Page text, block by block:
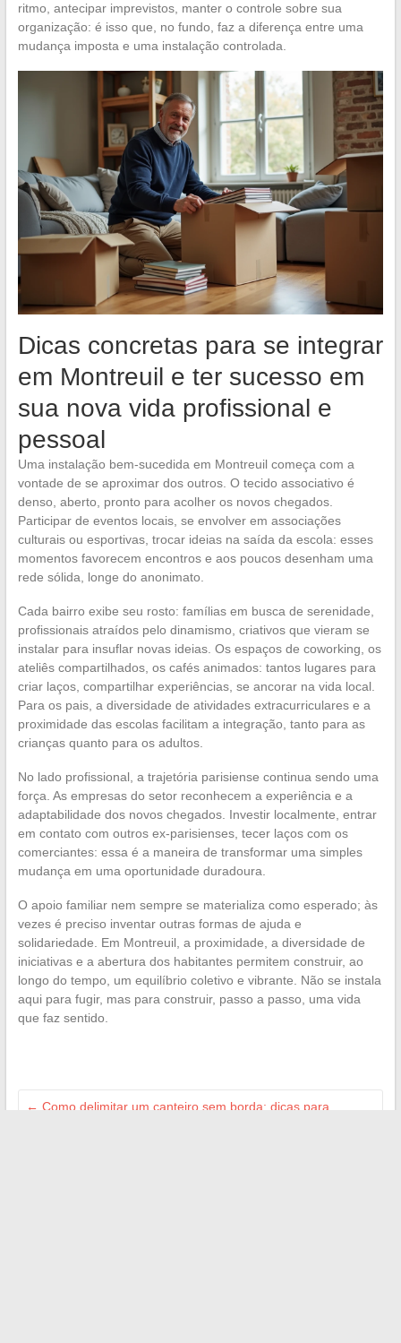
ritmo, antecipar imprevistos, manter o controle sobre sua
organização: é isso que, no fundo, faz a diferença entre uma
mudança imposta e uma instalação controlada.
Dicas concretas para se integrar
em Montreuil e ter sucesso em
sua nova vida profissional e
pessoal
Uma instalação bem-sucedida em Montreuil começa com a
vontade de se aproximar dos outros. O tecido associativo é
denso, aberto, pronto para acolher os novos chegados.
Participar de eventos locais, se envolver em associações
culturais ou esportivas, trocar ideias na saída da escola: esses
momentos favorecem encontros e aos poucos desenham uma
rede sólida, longe do anonimato.
Cada bairro exibe seu rosto: famílias em busca de serenidade,
profissionais atraídos pelo dinamismo, criativos que vieram se
instalar para insuflar novas ideias. Os espaços de coworking, os
ateliês compartilhados, os cafés animados: tantos lugares para
criar laços, compartilhar experiências, se ancorar na vida local.
Para os pais, a diversidade de atividades extracurriculares e a
proximidade das escolas facilitam a integração, tanto para as
crianças quanto para os adultos.
No lado profissional, a trajetória parisiense continua sendo uma
força. As empresas do setor reconhecem a experiência e a
adaptabilidade dos novos chegados. Investir localmente, entrar
em contato com outros ex-parisienses, tecer laços com os
comerciantes: essa é a maneira de transformar uma simples
mudança em uma oportunidade duradoura.
O apoio familiar nem sempre se materializa como esperado; às
vezes é preciso inventar outras formas de ajuda e
solidariedade. Em Montreuil, a proximidade, a diversidade de
iniciativas e a abertura dos habitantes permitem construir, ao
longo do tempo, um equilíbrio coletivo e vibrante. Não se instala
aqui para fugir, mas para construir, passo a passo, uma vida
que faz sentido.
← Como delimitar um canteiro sem borda: dicas para